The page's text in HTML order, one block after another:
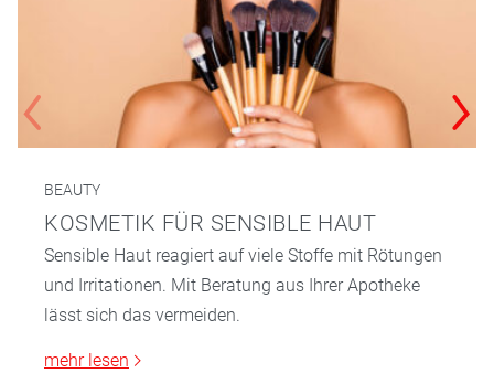
BEAUTY
KOSMETIK FÜR SENSIBLE HAUT
Sensible Haut reagiert auf viele Stoffe mit Rötungen
und Irritationen. Mit Beratung aus Ihrer Apotheke
lässt sich das vermeiden.
mehr lesen